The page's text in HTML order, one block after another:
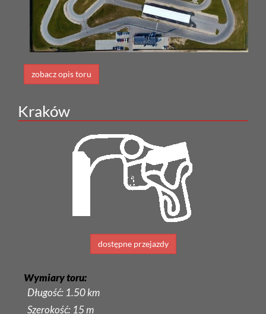
zobacz opis toru
Kraków
dostępne przejazdy
Wymiary toru:
Długość: 1.50 km
Szerokość: 15 m